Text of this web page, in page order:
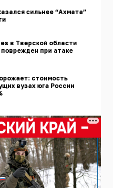
сильнее “Ахмата”
в Тверской области
при атаке
стоимость
вузах юга России